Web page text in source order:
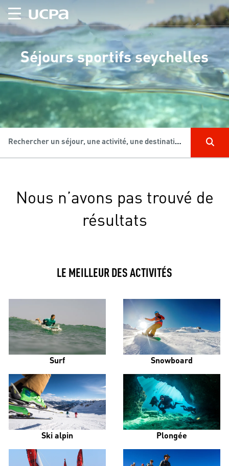
Séjours sportifs seychelles
Rechercher un séjour, une activité, une destination...
Nous n’avons pas trouvé de
résultats
LE MEILLEUR DES ACTIVITÉS
Surf Snowboard
Ski alpin Plongée